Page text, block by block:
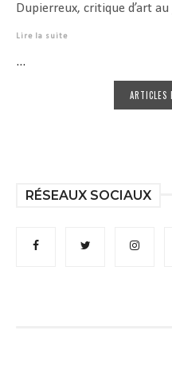
Dupierreux, critique d’art
Lire la suite
...
ARTICLES
RÉSEAUX SOCIAUX